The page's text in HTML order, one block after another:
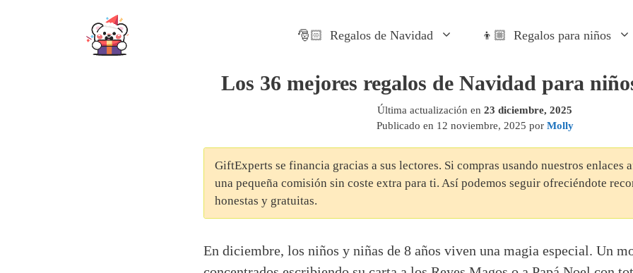
🎅🏻 Regalos de Navidad 👦🏼 Regalos para niños
Los 36 mejores regalos de Navidad para
Última actualización en 23 diciembre, 2025
Publicado en 12 noviembre, 2025 por Molly
GiftExperts se financia gracias a sus lectores. Si compras usando nuestros enlaces
una pequeña comisión sin coste extra para ti. Así podemos seguir ofreciéndote
honestas y gratuitas.
En diciembre, los niños y niñas de 8 años viven una magia especial. Un